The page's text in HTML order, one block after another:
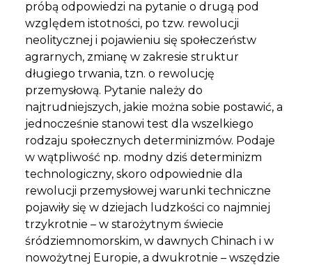
próbą odpowiedzi na pytanie o drugą pod
względem istotności, po tzw. rewolucji
neolitycznej i pojawieniu się społeczeństw
agrarnych, zmianę w zakresie struktur
długiego trwania, tzn. o rewolucję
przemysłową. Pytanie należy do
najtrudniejszych, jakie można sobie postawić, a
jednocześnie stanowi test dla wszelkiego
rodzaju społecznych determinizmów. Podaje
w wątpliwość np. modny dziś determinizm
technologiczny, skoro odpowiednie dla
rewolucji przemysłowej warunki techniczne
pojawiły się w dziejach ludzkości co najmniej
trzykrotnie – w starożytnym świecie
śródziemnomorskim, w dawnych Chinach i w
nowożytnej Europie, a dwukrotnie – wszędzie